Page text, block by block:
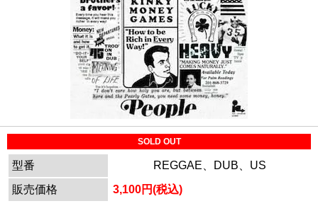
SOLD OUT
型番
REGGAE、DUB、US
販売価格
3,100円(税込)